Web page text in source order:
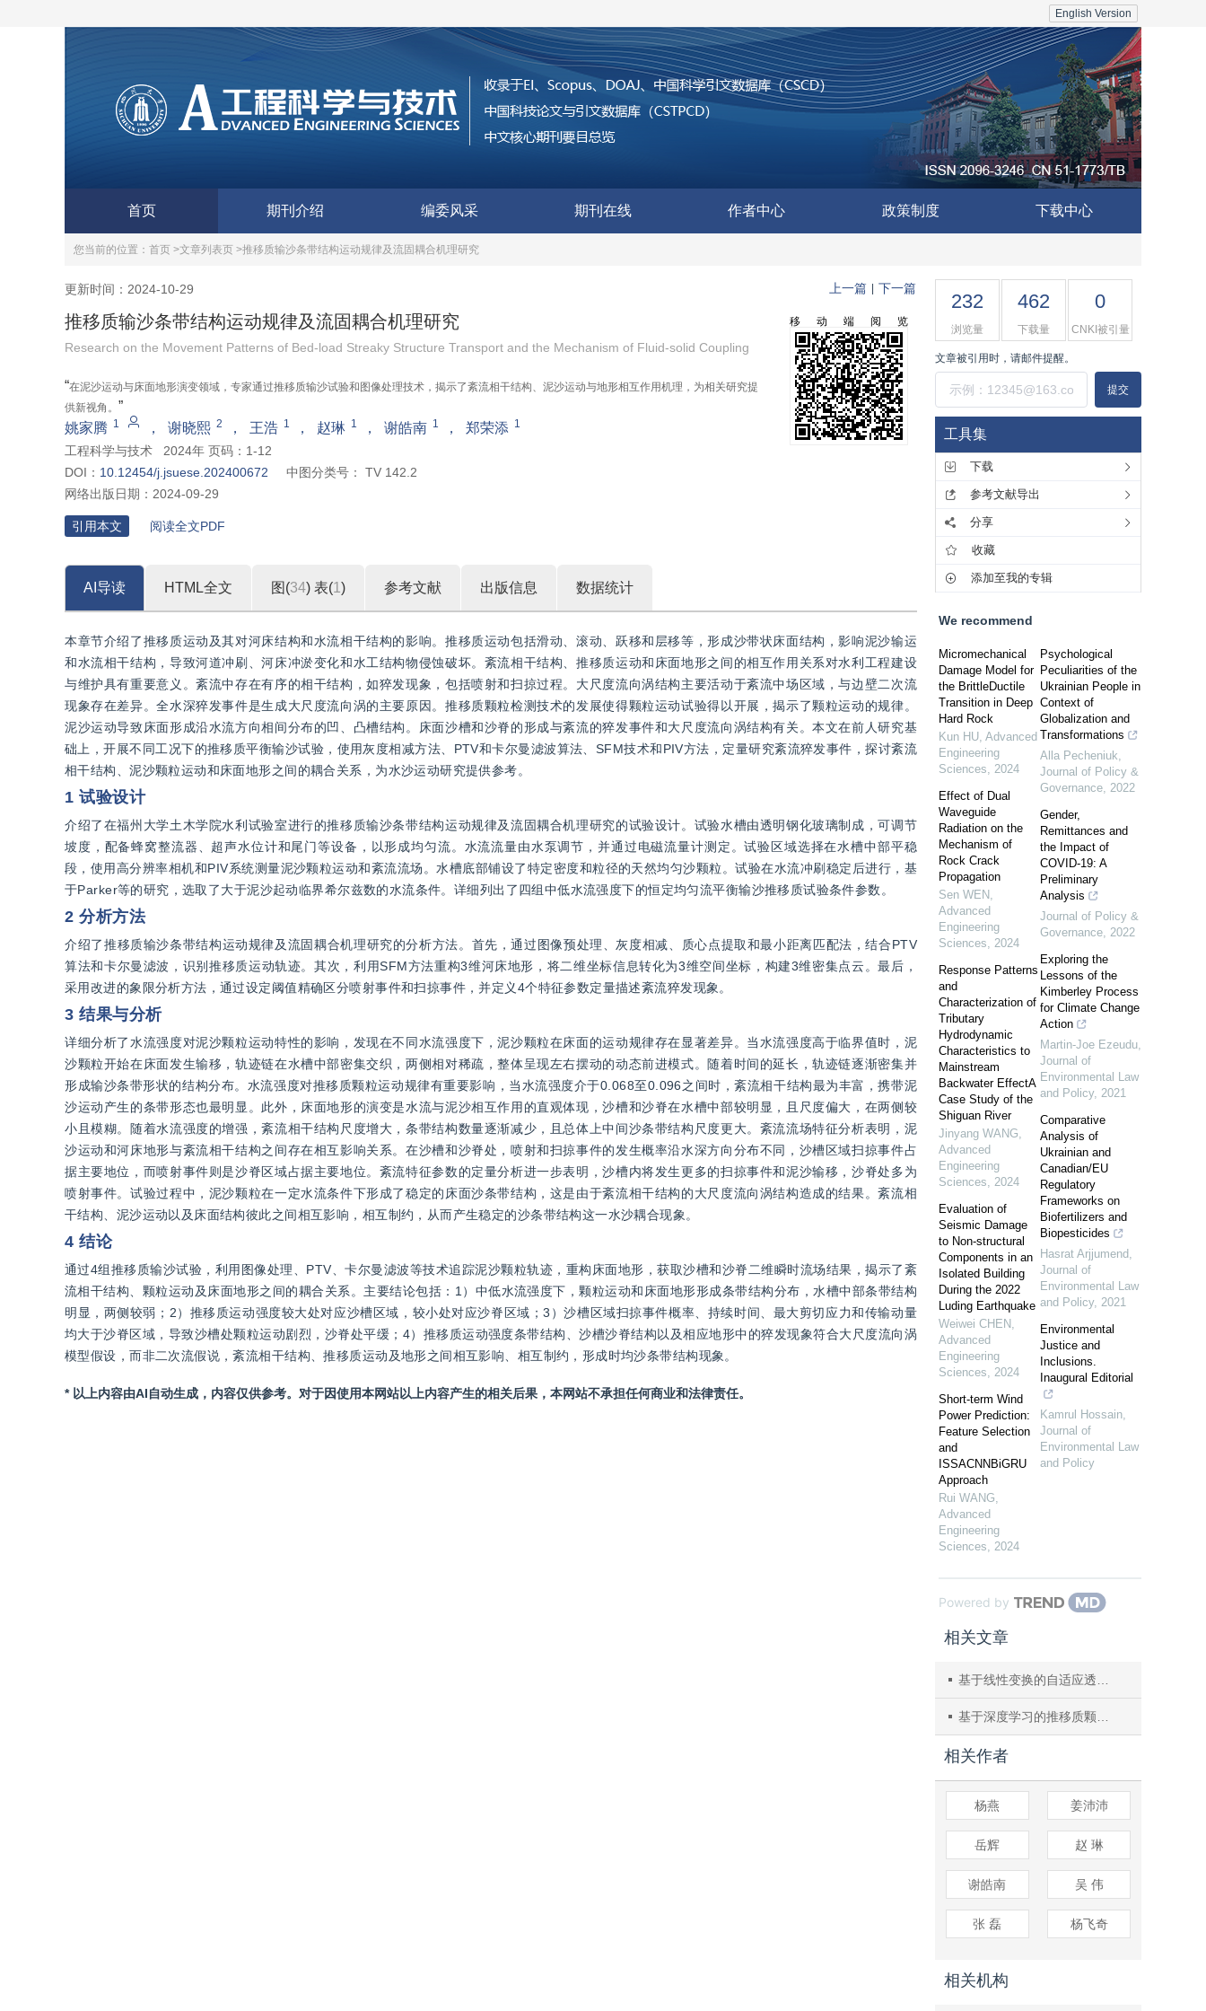
English Version
首页 期刊介绍 编委风采 期刊在线 作者中心 政策制度 下载中心
您当前的位置： 首页 >文章列表页 >推移质输沙条带结构运动规律及流固耦合机理研究
更新时间：2024-10-29 上一篇 下一篇
推移质输沙条带结构运动规律及流固耦合机理研究
Research on the Movement Patterns of Bed-load Streaky Structure Transport and the Mechanism of Fluid-solid Coupling
“在泥沙运动与床面地形演变领域，专家通过推移质输沙试验和图像处理技术，揭示了紊流相干结构、泥沙运动与地形相互作用机理，为相关研究提
供新视角。 ”
姚家腾 1 ， 谢晓熙 2 ， 王浩 1 ， 赵琳 1 ， 谢皓南 1 ， 郑荣添 1
工程科学与技术
2024年 页码：1-12
DOI： 10.12454/j.jsuese.202400672 中图分类号：
TV 142.2
网络出版日期： 2024-09-29
移动端阅览
引用本文 阅读全文PDF
AI导读 HTML全文 图(34) 表(1 ) 参考文献 出版信息 数据统计
本章节介绍了推移质运动及其对河床结构和水流相干结构的影响。推移质运动包括滑动、滚动、跃移和层移等，形成沙带状床面结构，影响泥沙输运
和水流相干结构，导致河道冲刷、河床冲淤变化和水工结构物侵蚀破坏。紊流相干结构、推移质运动和床面地形之间的相互作用关系对水利工程建设
与维护具有重要意义。紊流中存在有序的相干结构，如猝发现象，包括喷射和扫掠过程。大尺度流向涡结构主要活动于紊流中场区域，与边壁二次流
现象存在差异。全水深猝发事件是生成大尺度流向涡的主要原因。推移质颗粒检测技术的发展使得颗粒运动试验得以开展，揭示了颗粒运动的规律。
泥沙运动导致床面形成沿水流方向相间分布的凹、凸槽结构。床面沙槽和沙脊的形成与紊流的猝发事件和大尺度流向涡结构有关。本文在前人研究基
础上，开展不同工况下的推移质平衡输沙试验，使用灰度相减方法、PTV和卡尔曼滤波算法、SFM技术和PIV方法，定量研究紊流猝发事件，探讨紊流
相干结构、泥沙颗粒运动和床面地形之间的耦合关系，为水沙运动研究提供参考。
1 试验设计
介绍了在福州大学土木学院水利试验室进行的推移质输沙条带结构运动规律及流固耦合机理研究的试验设计。试验水槽由透明钢化玻璃制成，可调节
坡度，配备蜂窝整流器、超声水位计和尾门等设备，以形成均匀流。水流流量由水泵调节，并通过电磁流量计测定。试验区域选择在水槽中部平稳
段，使用高分辨率相机和PIV系统测量泥沙颗粒运动和紊流流场。水槽底部铺设了特定密度和粒径的天然均匀沙颗粒。试验在水流冲刷稳定后进行，基
于Parker等的研究，选取了大于泥沙起动临界希尔兹数的水流条件。详细列出了四组中低水流强度下的恒定均匀流平衡输沙推移质试验条件参数。
2 分析方法
介绍了推移质输沙条带结构运动规律及流固耦合机理研究的分析方法。首先，通过图像预处理、灰度相减、质心点提取和最小距离匹配法，结合PTV
算法和卡尔曼滤波，识别推移质运动轨迹。其次，利用SFM方法重构3维河床地形，将二维坐标信息转化为3维空间坐标，构建3维密集点云。最后，
采用改进的象限分析方法，通过设定阈值精确区分喷射事件和扫掠事件，并定义4个特征参数定量描述紊流猝发现象。
3 结果与分析
详细分析了水流强度对泥沙颗粒运动特性的影响，发现在不同水流强度下，泥沙颗粒在床面的运动规律存在显著差异。当水流强度高于临界值时，泥
沙颗粒开始在床面发生输移，轨迹链在水槽中部密集交织，两侧相对稀疏，整体呈现左右摆动的动态前进模式。随着时间的延长，轨迹链逐渐密集并
形成输沙条带形状的结构分布。水流强度对推移质颗粒运动规律有重要影响，当水流强度介于0.068至0.096之间时，紊流相干结构最为丰富，携带泥
沙运动产生的条带形态也最明显。此外，床面地形的演变是水流与泥沙相互作用的直观体现，沙槽和沙脊在水槽中部较明显，且尺度偏大，在两侧较
小且模糊。随着水流强度的增强，紊流相干结构尺度增大，条带结构数量逐渐减少，且总体上中间沙条带结构尺度更大。紊流流场特征分析表明，泥
沙运动和河床地形与紊流相干结构之间存在相互影响关系。在沙槽和沙脊处，喷射和扫掠事件的发生概率沿水深方向分布不同，沙槽区域扫掠事件占
据主要地位，而喷射事件则是沙脊区域占据主要地位。紊流特征参数的定量分析进一步表明，沙槽内将发生更多的扫掠事件和泥沙输移，沙脊处多为
喷射事件。试验过程中，泥沙颗粒在一定水流条件下形成了稳定的床面沙条带结构，这是由于紊流相干结构的大尺度流向涡结构造成的结果。紊流相
干结构、泥沙运动以及床面结构彼此之间相互影响，相互制约，从而产生稳定的沙条带结构这一水沙耦合现象。
4 结论
通过4组推移质输沙试验，利用图像处理、PTV、卡尔曼滤波等技术追踪泥沙颗粒轨迹，重构床面地形，获取沙槽和沙脊二维瞬时流场结果，揭示了紊
流相干结构、颗粒运动及床面地形之间的耦合关系。主要结论包括：1）中低水流强度下，颗粒运动和床面地形形成条带结构分布，水槽中部条带结构
明显，两侧较弱；2）推移质运动强度较大处对应沙槽区域，较小处对应沙脊区域；3）沙槽区域扫掠事件概率、持续时间、最大剪切应力和传输动量
均大于沙脊区域，导致沙槽处颗粒运动剧烈，沙脊处平缓；4）推移质运动强度条带结构、沙槽沙脊结构以及相应地形中的猝发现象符合大尺度流向涡
模型假设，而非二次流假说，紊流相干结构、推移质运动及地形之间相互影响、相互制约，形成时均沙条带结构现象。
* 以上内容由AI自动生成，内容仅供参考。对于因使用本网站以上内容产生的相关后果，本网站不承担任何商业和法律责任。
232
浏览量
462
下载量
0
CNKI被引量
文章被引用时，请邮件提醒。
提交
工具集
下载
参考文献导出
分享
收藏
添加至我的专辑
We recommend
Micromechanical
Damage Model for
the BrittleDuctile
Transition in Deep
Hard Rock
Kun HU, Advanced
Engineering
Sciences, 2024
Effect of Dual
Waveguide
Radiation on the
Mechanism of
Rock Crack
Propagation
Sen WEN ,
Advanced
Engineering
Sciences, 2024
Response Patterns
and
Characterization of
Tributary
Hydrodynamic
Characteristics to
Mainstream
Backwater EffectA
Case Study of the
Shiguan River
Jinyang WANG,
Advanced
Engineering
Sciences, 2024
Evaluation of
Seismic Damage
to Non-structural
Components in an
Isolated Building
During the 2022
Luding Earthquake
Weiwei CHEN ,
Advanced
Engineering
Sciences, 2024
Short-term Wind
Power Prediction:
Feature Selection
and
ISSACNNBiGRU
Approach
Rui WANG,
Advanced
Engineering
Sciences, 2024
Psychological
Peculiarities of the
Ukrainian People in
Context of
Globalization and
Transformations
Alla Pecheniuk,
Journal of Policy &
Governance, 2022
Gender,
Remittances and
the Impact of
COVID-19: A
Preliminary
Analysis
Journal of Policy &
Governance, 2022
Exploring the
Lessons of the
Kimberley Process
for Climate Change
Action
Martin-Joe Ezeudu,
Journal of
Environmental Law
and Policy, 2021
Comparative
Analysis of
Ukrainian and
Canadian/EU
Regulatory
Frameworks on
Biofertilizers and
Biopesticides
Hasrat Arjjumend,
Journal of
Environmental Law
and Policy, 2021
Environmental
Justice and
Inclusions.
Inaugural Editorial
Kamrul Hossain,
Journal of
Environmental Law
and Policy
Powered by
相关文章
基于线性变换的自适应透射率去雾算法
基于深度学习的推移质颗粒识别优化算法研究
相关作者
杨燕 姜沛沛
岳辉 赵 琳
谢皓南 吴 伟
张 磊 杨飞奇
相关机构